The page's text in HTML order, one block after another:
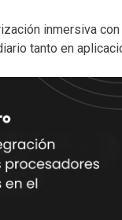
inmersiva
tanto en